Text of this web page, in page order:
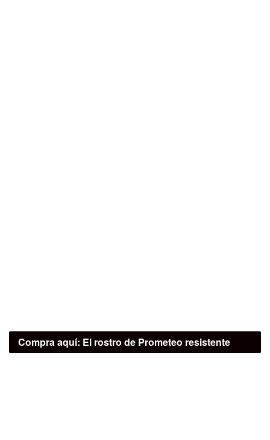
Compra aquí: El rostro de Prometeo resistente